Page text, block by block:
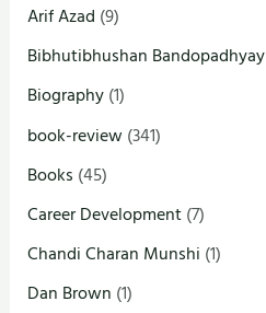
Arif Azad (9)
Bibhutibhushan Bandopadhyay
Biography(1)
book-review(341)
Books (45)
Career Development(7)
Chandi Charan Munshi (1)
Dan Brown (1)